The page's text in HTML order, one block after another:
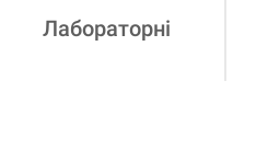
Лабораторні